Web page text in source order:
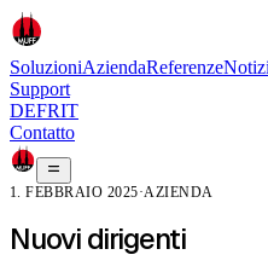
SoluzioniAziendaReferenze
Support
DEFRIT
Contatto
1. FEBBRAIO 2025·AZIENDA
Nuovi dirigenti